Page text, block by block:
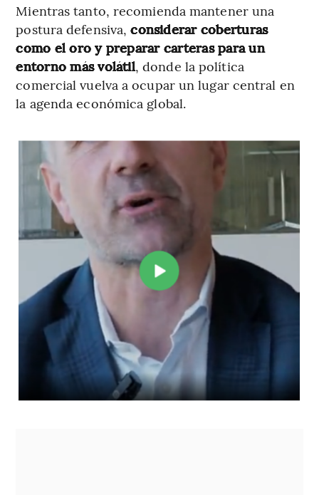
Mientras tanto, recomienda mantener una
postura defensiva,considerar coberturas
como el oro y preparar carteras para un
entorno más volátil, donde la política
comercial vuelva a ocupar un lugar central en
la agenda económica global.